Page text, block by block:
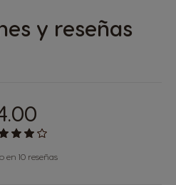
y reseñas
en 10 reseñas